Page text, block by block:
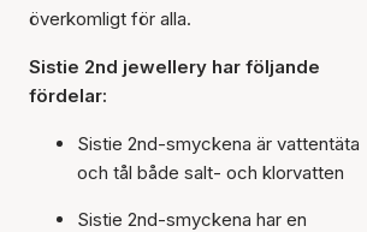
överkomligt för alla.
Sistie 2nd jewellery har följande
fördelar:
Sistie 2nd-smyckena är vattentäta
och tål både salt- och klorvatten
Sistie 2nd-smyckena har en